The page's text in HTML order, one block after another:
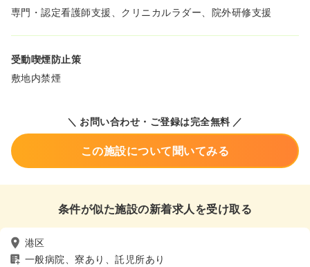
専門・認定看護師支援、クリニカルラダー、院外研修支援
受動喫煙防止策
敷地内禁煙
＼ お問い合わせ・ご登録は完全無料 ／
この施設について聞いてみる
条件が似た施設の新着求人を受け取る
港区
一般病院、寮あり、託児所あり